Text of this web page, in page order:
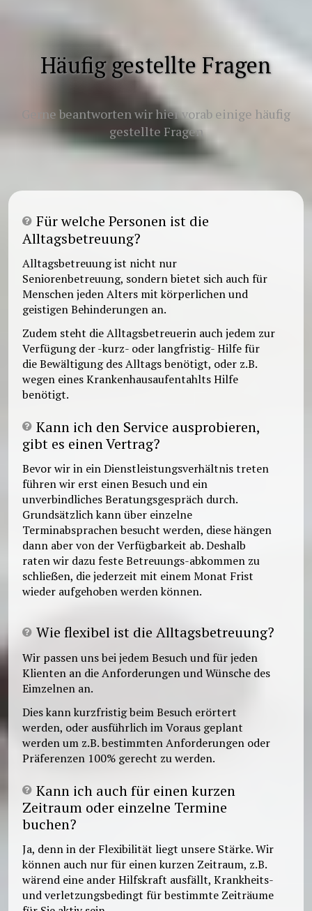
Häufig gestellte Fragen
Gerne beantworten wir hier vorab einige häufig
gestellte Fragen
Für welche Personen ist die
Alltagsbetreuung?
Alltagsbetreuung ist nicht nur
Seniorenbetreuung, sondern bietet sich auch für
Menschen jeden Alters mit körperlichen und
geistigen Behinderungen an.
Zudem steht die Alltagsbetreuerin auch jedem zur
Verfügung der -kurz- oder langfristig- Hilfe für
die Bewältigung des Alltags benötigt, oder z.B.
wegen eines Krankenhausaufentahlts Hilfe
benötigt.
Kann ich den Service ausprobieren,
gibt es einen Vertrag?
Bevor wir in ein Dienstleistungsverhältnis treten
führen wir erst einen Besuch und ein
unverbindliches Beratungsgespräch durch.
Grundsätzlich kann über einzelne
Terminabsprachen besucht werden, diese hängen
dann aber von der Verfügbarkeit ab. Deshalb
raten wir dazu feste Betreuungs-abkommen zu
schlieẞen, die jederzeit mit einem Monat Frist
wieder aufgehoben werden können.
Wie flexibel ist die Alltagsbetreuung?
Wir passen uns bei jedem Besuch und für jeden
Klienten an die Anforderungen und Wünsche des
Eimzelnen an.
Dies kann kurzfristig beim Besuch erörtert
werden, oder ausführlich im Voraus geplant
werden um z.B. bestimmten Anforderungen oder
Präferenzen 100% gerecht zu werden.
Kann ich auch für einen kurzen
Zeitraum oder einzelne Termine
buchen?
Ja, denn in der Flexibilität liegt unsere Stärke. Wir
können auch nur für einen kurzen Zeitraum, z.B.
wärend eine ander Hilfskraft ausfällt, Krankheits-
und verletzungsbedingt für bestimmte Zeiträume